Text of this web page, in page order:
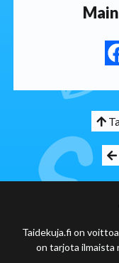
Taidekuja.fi on
on tarjota ilmaista